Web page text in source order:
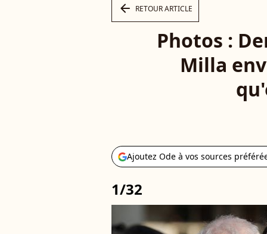
arrow_left RETOUR ARTICLE
Photos :
Milla
Ajoutez Ode à vos sources
1/32